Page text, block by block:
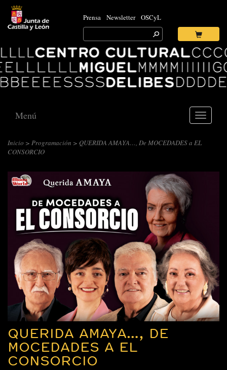
Prensa Newsletter OSCyL
Search
for:
Ok
Centro
Cultural
Miguel
Delibes
Toggle
Menú
Inicio > Programación > QUERIDA AMAYA…, De MOCEDADES a EL
CONSORCIO
QUERIDA AMAYA…, DE
MOCEDADES A EL
CONSORCIO